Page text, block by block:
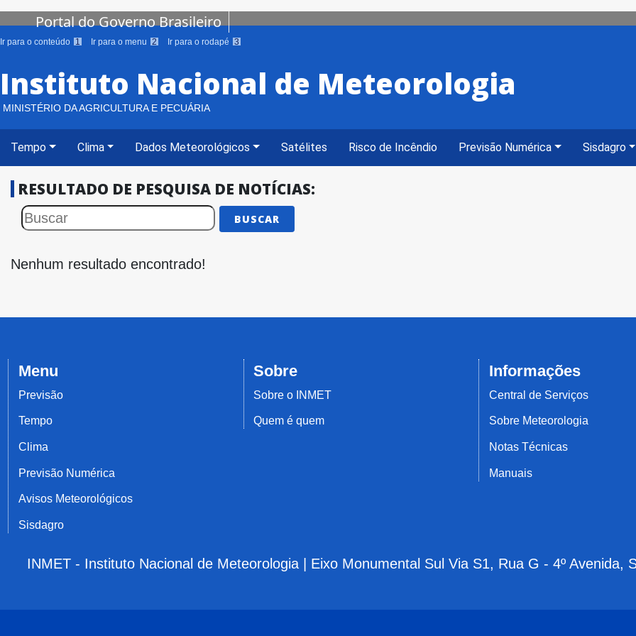
Portal do Governo Brasileiro
Ir para o conteúdo 1 Ir para o menu 2 Ir para o rodapé 3
Instituto Nacional de Meteorologia
MINISTÉRIO DA AGRICULTURA E PECUÁRIA
Tempo Clima Dados Meteorológicos Satélites Risco de Incêndio Previsão Numérica Sisdagro
RESULTADO DE PESQUISA DE NOTÍCIAS:
BUSCAR
Nenhum resultado encontrado!
Menu
Previsão
Tempo
Clima
Previsão Numérica
Avisos Meteorológicos
Sisdagro
Sobre
Sobre o INMET
Quem é quem
Informações
Central de Serviços
Sobre Meteorologia
Notas Técnicas
Manuais
INMET - Instituto Nacional de Meteorologia | Eixo Monumental Sul Via S1, Rua G - 4º Avenida,